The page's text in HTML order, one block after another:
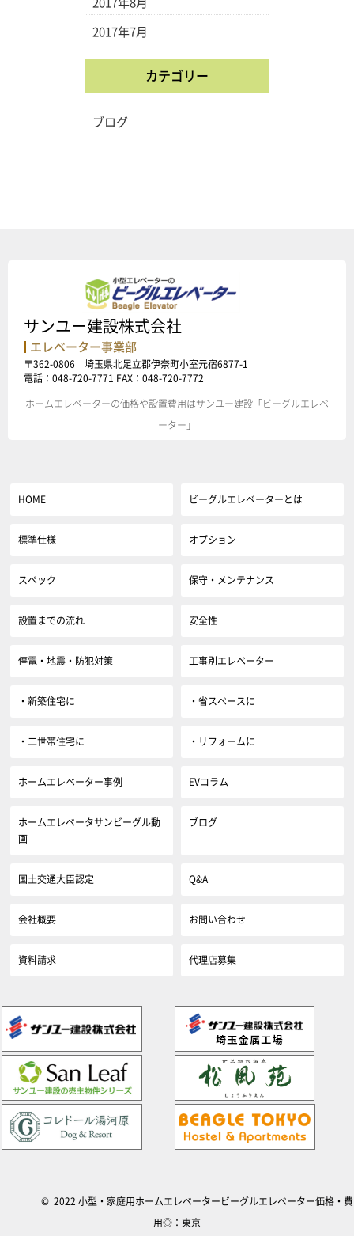
2017年8月
2017年7月
カテゴリー
ブログ
サンユー建設株式会社
エレベーター事業部
〒362-0806 埼玉県北足立郡伊奈町小室元宿6877-1
電話：048-720-7771 FAX：048-720-7772
ホームエレベーターの価格や設置費用はサンユー建設「ビーグルエレベ
ーター」
HOME ビーグルエレベーターとは
標準仕様 オプション
スペック 保守・メンテナンス
設置までの流れ 安全性
停電・地震・防犯対策 工事別エレベーター
・新築住宅に ・省スペースに
・二世帯住宅に ・リフォームに
ホームエレベーター事例 EVコラム
ホームエレベータサンビーグル動
画
ブログ
国土交通大臣認定 Q&A
会社概要 お問い合わせ
資料請求 代理店募集
© 2022 小型・家庭用ホームエレベータービーグルエレベーター価格・費
用◎：東京